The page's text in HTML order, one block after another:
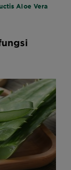
Aloe Vera